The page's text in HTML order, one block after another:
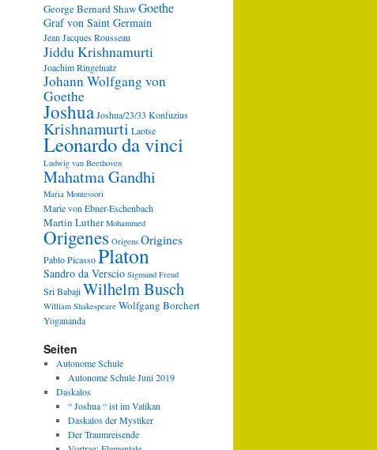
George Bernard ShawGoethe
Graf von Saint Germain
Jean Jacques Rousseau
Jiddu Krishnamurti
Joachim Ringelnatz
Johann Wolfgang von
Goethe
JoshuaJoshua/23/33 Konfuzius
Krishnamurti Laotse
Leonardo da vinci
Ludwig van Beethoven
Mahatma Gandhi
Maria Montessori
Marie von Ebner-Eschenbach
Martin Luther Mohammed
Origenes Origens Origines
Pablo PicassoPlaton
Sandro da Verscio Sigmund Freud
Sri BabajiWilhelm Busch
William Shakespeare Wolfgang Borchert
Yogananda
Seiten
Autonome Schule
Autonome Schule Juni 2019
Daskalos
“ Joshua “ ist im Vatikan
Daskalos der Mystiker
Der Traumreisende